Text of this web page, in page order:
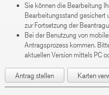
Sie können die Bearbeitung
Bearbeitungsstand gesichert
zur Fortsetzung der
Bei der Benutzung von
Antragsprozess kommen.
aktuellen Version mittels PC
Antrag stellen Karten